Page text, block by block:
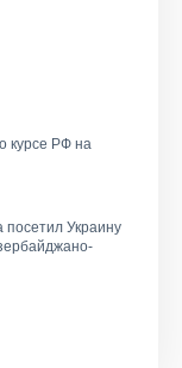
курсе РФ на
Украину